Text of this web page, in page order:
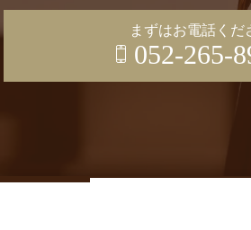
まずはお電話くだ
052-265-